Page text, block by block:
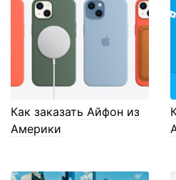
Как заказать Айфон из
Америки